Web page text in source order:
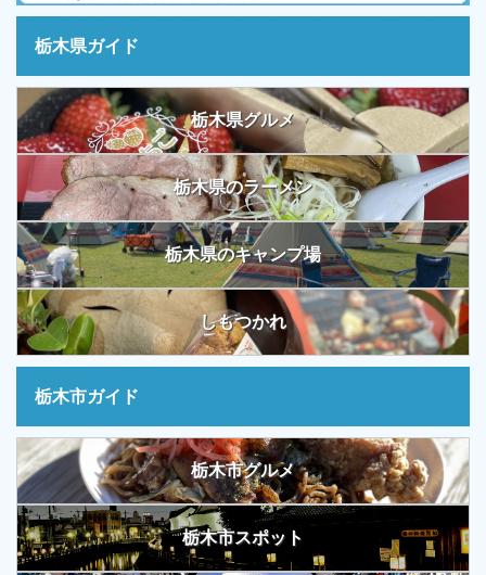
栃木県ガイド
栃木県グルメ
栃木県のラーメン
栃木県のキャンプ場
しもつかれ
栃木市ガイド
栃木市グルメ
栃木市スポット